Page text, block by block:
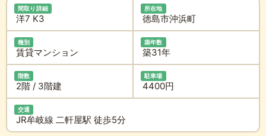
間取り詳細
洋7 K3
所在地
徳島市沖浜町
種別
賃貸マンション
築年数
築31年
階数
2階 / 3階建
駐車場
4400円
交通
JR牟岐線 二軒屋駅 徒歩5分